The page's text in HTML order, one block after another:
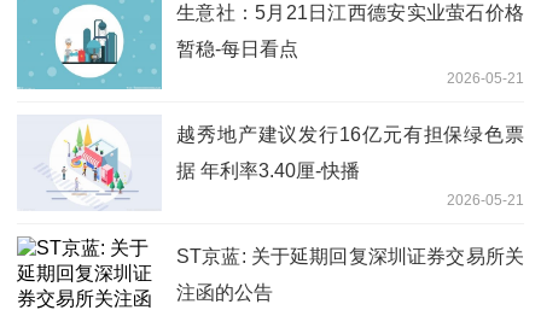
生意社：5月21日江西德安实业萤石价格
暂稳-每日看点
2026-05-21
越秀地产建议发行16亿元有担保绿色票
据 年利率3.40厘-快播
2026-05-21
ST京蓝: 关于延期回复深圳证券交易所关
注函的公告